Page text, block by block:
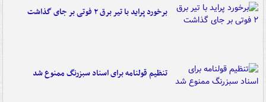
برخورد پراید با تیر برق ۲ فوتی بر جای گذاشت
تنظیم قولنامه برای اسناد سبزرنگ ممنوع شد